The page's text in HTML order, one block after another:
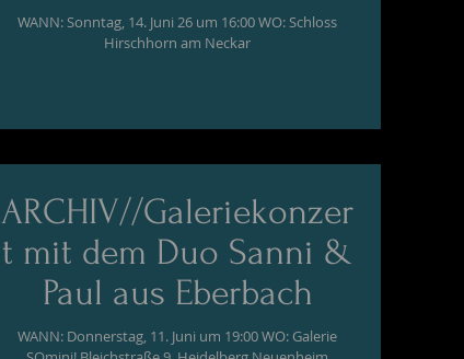
WANN: Sonntag, 14. Juni 26 um 16:00 WO: Schloss
Hirschhorn am Neckar
ARCHIV//Galeriekonzer
t mit dem Duo Sanni &
Paul aus Eberbach
WANN: Donnerstag, 11. Juni um 19:00 WO: Galerie